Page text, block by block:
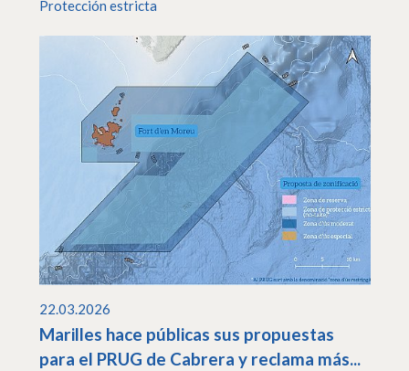
Protección estricta
22.03.2026
Marilles hace públicas sus propuestas
para el PRUG de Cabrera y reclama más...